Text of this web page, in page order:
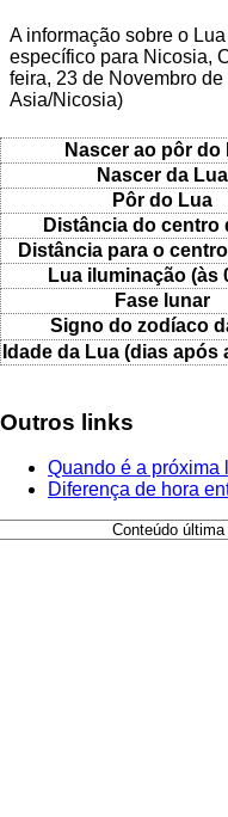
A informação sobre o
específico para Nicosia,
feira, 23 de Novembro de
Asia/Nicosia)
Nascer ao pôr do
Nascer da Lua
Pôr do Lua
Distância do centro
Distância para o
Lua iluminação (às
Fase lunar
Signo do zodíaco
Idade da Lua (dias após
Outros links
Quando é a próxima
Diferença de hora
Conteúdo